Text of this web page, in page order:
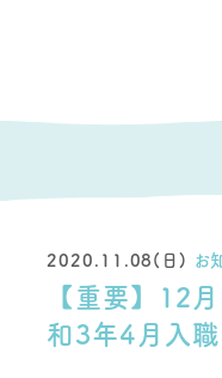
2020.11.08(日) お
【重要】12
和3年4月入